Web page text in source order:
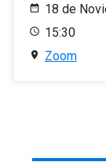
18 de
15:30
Zoom